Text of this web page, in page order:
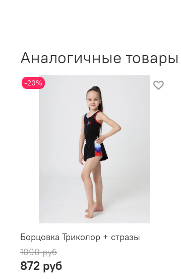
Аналогичные товары
-20%
Борцовка Триколор + стразы
1090 руб
872 руб